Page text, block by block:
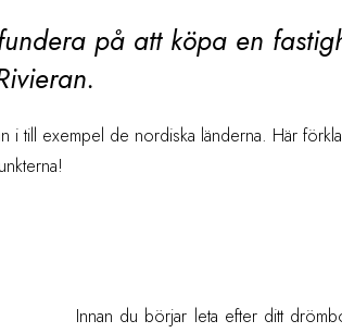
på att köpa en
i till exempel de nordiska länderna. Här
Innan du börjar leta efter ditt